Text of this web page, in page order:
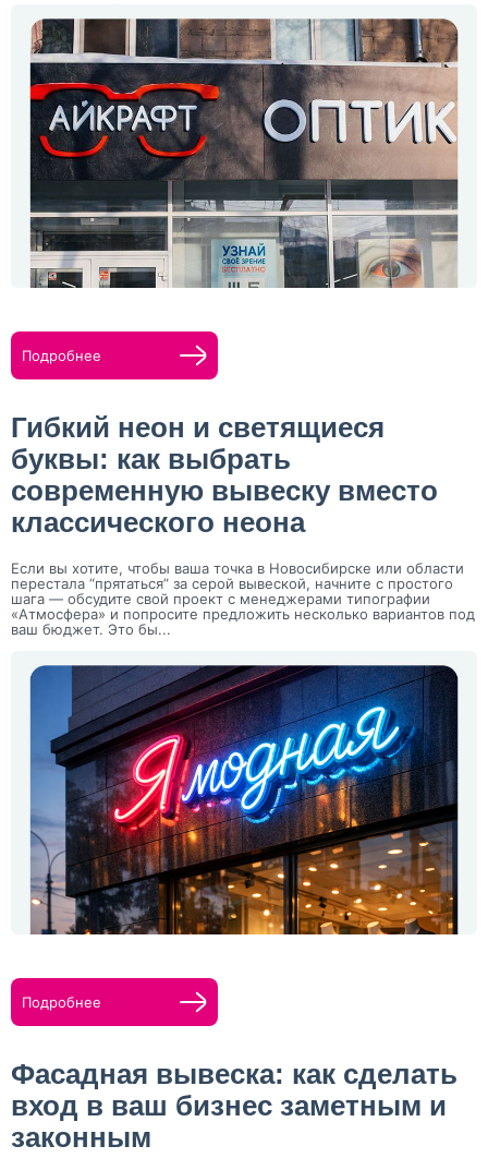
Подробнее
Гибкий неон и светящиеся
буквы: как выбрать
современную вывеску вместо
классического неона
Если вы хотите, чтобы ваша точка в Новосибирске или области
перестала “прятаться” за серой вывеской, начните с простого
шага — обсудите свой проект с менеджерами типографии
«Атмосфера» и попросите предложить несколько вариантов под
ваш бюджет. Это бы...
Подробнее
Фасадная вывеска: как сделать
вход в ваш бизнес заметным и
законным